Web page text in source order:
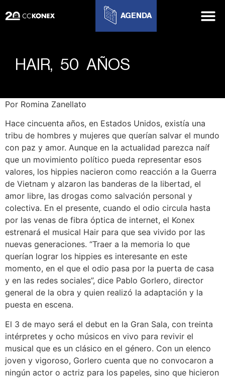
AGENDA
HAIR, 50 AÑOS
Por Romina Zanellato
Hace cincuenta años, en Estados Unidos, existía una
tribu de hombres y mujeres que querían salvar el mundo
con paz y amor. Aunque en la actualidad parezca naíf
que un movimiento político pueda representar esos
valores, los hippies nacieron como reacción a la Guerra
de Vietnam y alzaron las banderas de la libertad, el
amor libre, las drogas como salvación personal y
colectiva. En el presente, cuando el odio circula hasta
por las venas de fibra óptica de internet, el Konex
estrenará el musical Hair para que sea vivido por las
nuevas generaciones. “Traer a la memoria lo que
querían lograr los hippies es interesante en este
momento, en el que el odio pasa por la puerta de casa
y en las redes sociales”, dice Pablo Gorlero, director
general de la obra y quien realizó la adaptación y la
puesta en escena.
El 3 de mayo será el debut en la Gran Sala, con treinta
intérpretes y ocho músicos en vivo para revivir el
musical que es un clásico en el género. Con un elenco
joven y vigoroso, Gorlero cuenta que no convocaron a
ningún actor o actriz para los papeles, sino que hicieron